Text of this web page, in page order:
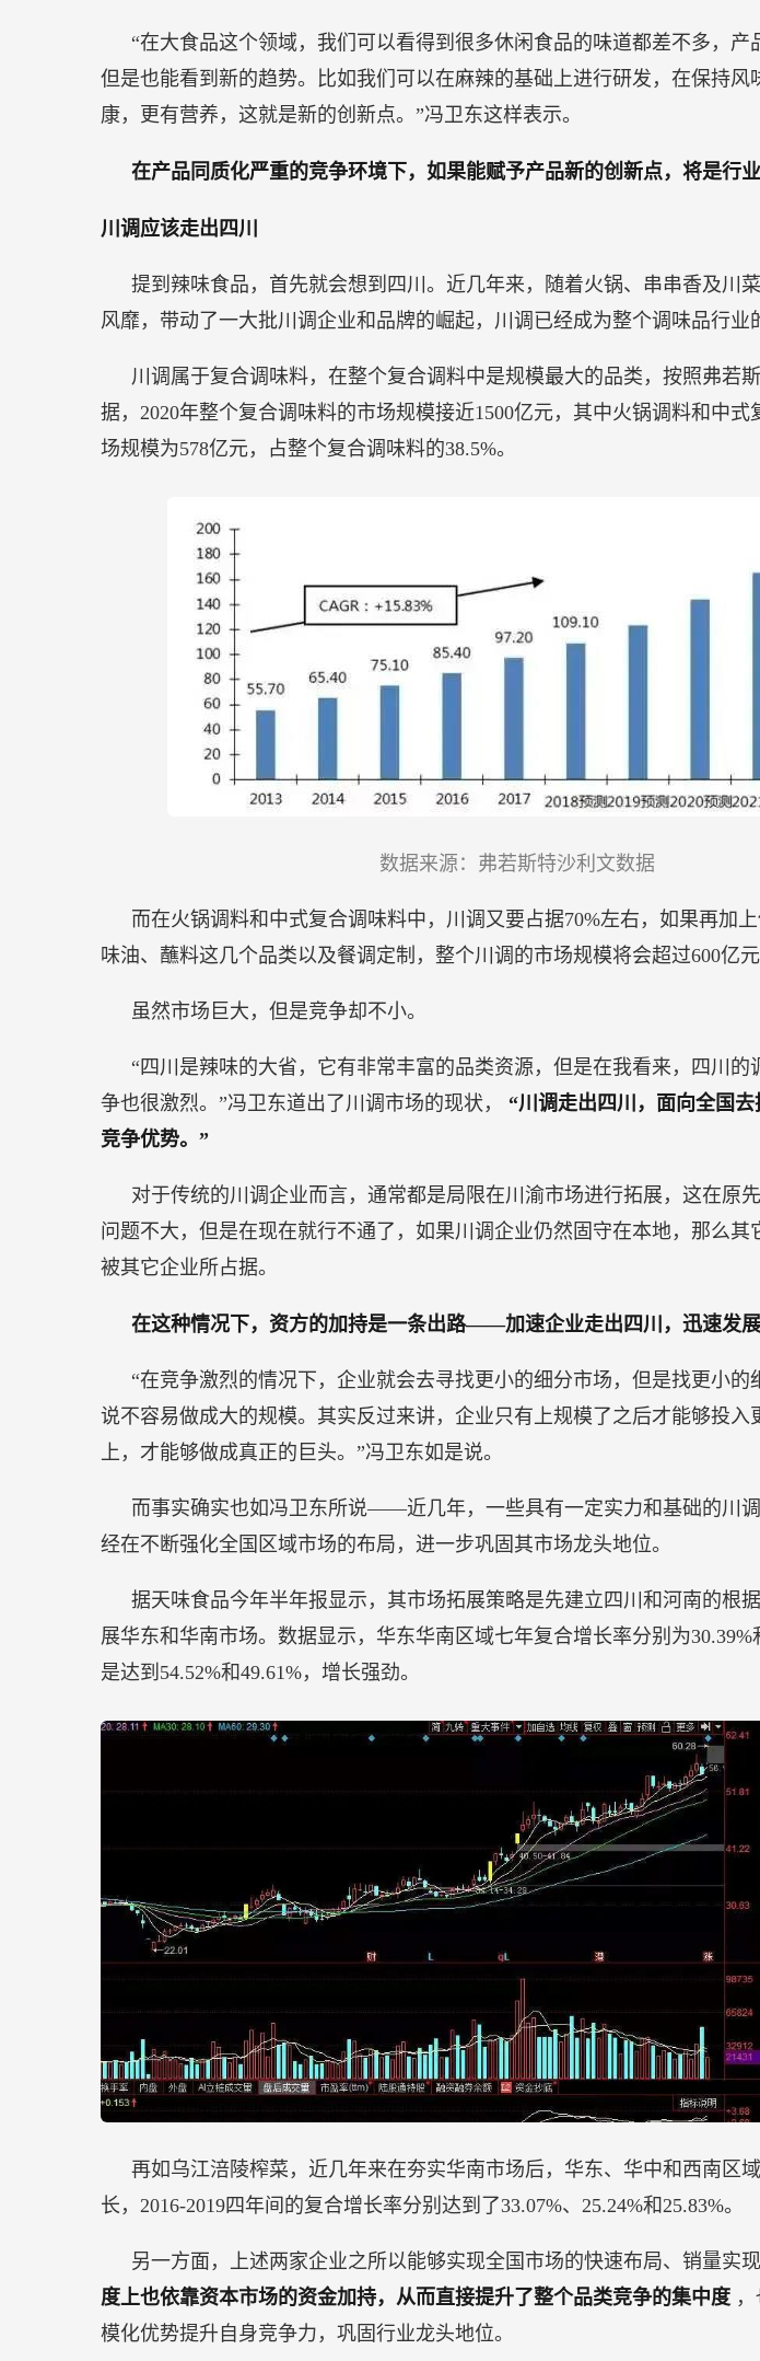
“在大食品这个领域，我们可以看得到很多休闲食品的味道都差不多，产
但是也能看到新的趋势。比如我们可以在麻辣的基础上进行研发，在保持风
康，更有营养，这就是新的创新点。”冯卫东这样表示。
在产品同质化严重的竞争环境下，如果能赋予产品新的创新点，将是行业
川调应该走出四川
提到辣味食品，首先就会想到四川。近几年来，随着火锅、串串香及川
风靡，带动了一大批川调企业和品牌的崛起，川调已经成为整个调味品行业
川调属于复合调味料，在整个复合调料中是规模最大的品类，按照弗若
据，2020年整个复合调味料的市场规模接近1500亿元，其中火锅调料和中式
场规模为578亿元，占整个复合调味料的38.5%。
数据来源：弗若斯特沙利文数据
而在火锅调料和中式复合调味料中，川调又要占据70%左右，如果再加
味油、蘸料这几个品类以及餐调定制，整个川调的市场规模将会超过600亿元
虽然市场巨大，但是竞争却不小。
“四川是辣味的大省，它有非常丰富的品类资源，但是在我看来，四川的
争也很激烈。”冯卫东道出了川调市场的现状， “川调走出四川，面向全国
竞争优势。”
对于传统的川调企业而言，通常都是局限在川渝市场进行拓展，这在原
问题不大，但是在现在就行不通了，如果川调企业仍然固守在本地，那么其
被其它企业所占据。
在这种情况下，资方的加持是一条出路——加速企业走出四川，迅速发展
“在竞争激烈的情况下，企业就会去寻找更小的细分市场，但是找更小的
说不容易做成大的规模。其实反过来讲，企业只有上规模了之后才能够投入
上，才能够做成真正的巨头。”冯卫东如是说。
而事实确实也如冯卫东所说——近几年，一些具有一定实力和基础的川
经在不断强化全国区域市场的布局，进一步巩固其市场龙头地位。
据天味食品今年半年报显示，其市场拓展策略是先建立四川和河南的根
展华东和华南市场。数据显示，华东华南区域七年复合增长率分别为30.39%
是达到54.52%和49.61%，增长强劲。
再如乌江涪陵榨菜，近几年来在夯实华南市场后，华东、华中和西南区
长，2016-2019四年间的复合增长率分别达到了33.07%、25.24%和25.83%。
另一方面，上述两家企业之所以能够实现全国市场的快速布局、销量实
度上也依靠资本市场的资金加持，从而直接提升了整个品类竞争的集中度
模化优势提升自身竞争力，巩固行业龙头地位。